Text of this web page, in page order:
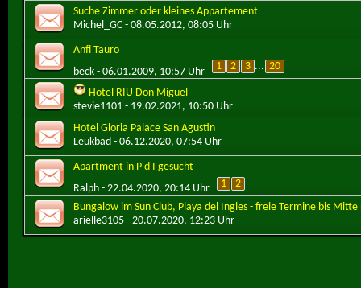
Suche Zimmer oder kleines Appartement
Michel_GC - 08.05.2012, 08:05 Uhr
Anfi Tauro
beck - 06.01.2009, 10:57 Uhr 1 2 3 ... 20
Hotel RIU Don Miguel
stevie1101 - 19.02.2021, 10:50 Uhr
Hotel Gloria Palace San Agustin
Leukbad - 06.12.2020, 07:54 Uhr
Apartment in P d I gesucht
Ralph - 22.04.2020, 20:14 Uhr 1
2
Bungalow im Sun Club, Playa del Ingles - freie Termine bis
arielle3105 - 20.07.2020, 12:23 Uhr